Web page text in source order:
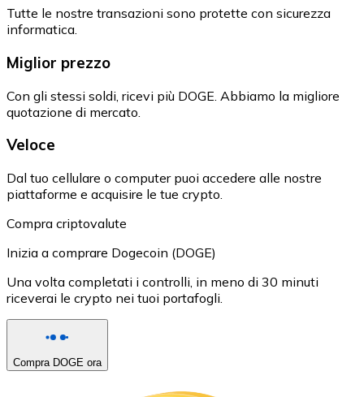
Tutte le nostre transazioni sono protette con sicurezza
informatica.
Miglior prezzo
Con gli stessi soldi, ricevi più DOGE. Abbiamo la migliore
quotazione di mercato.
Veloce
Dal tuo cellulare o computer puoi accedere alle nostre
piattaforme e acquisire le tue crypto.
Compra criptovalute
Inizia a comprare Dogecoin (DOGE)
Una volta completati i controlli, in meno di 30 minuti
riceverai le crypto nei tuoi portafogli.
Compra DOGE ora